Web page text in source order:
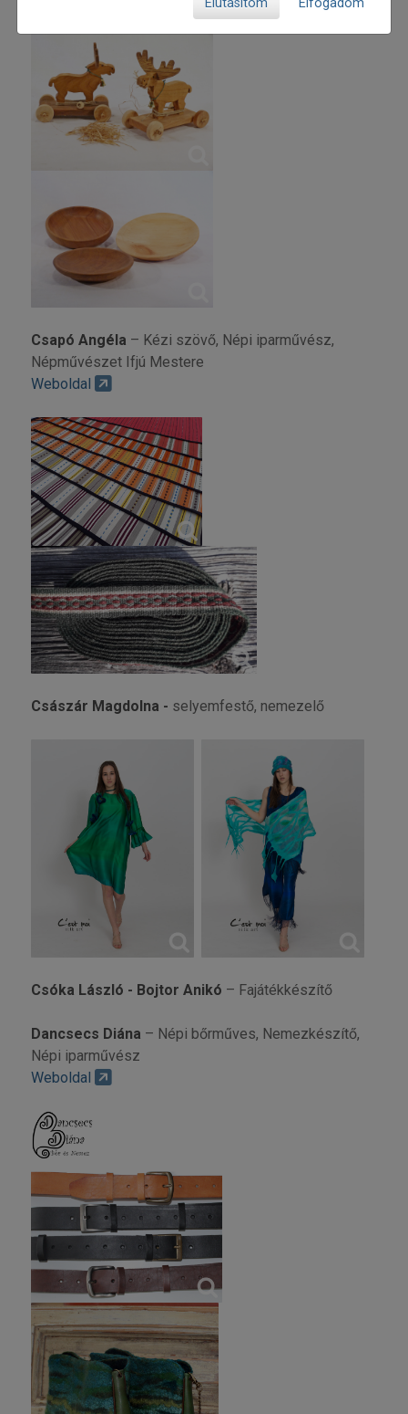
Csapó Angéla – Kézi szövő, Népi iparművész,
Népművészet Ifjú Mestere
Weboldal
Császár Magdolna - selyemfestő, nemezelő
Csóka László - Bojtor Anikó – Fajátékkészítő
Dancsecs Diána – Népi bőrműves, Nemezkészítő,
Népi iparművész
Weboldal